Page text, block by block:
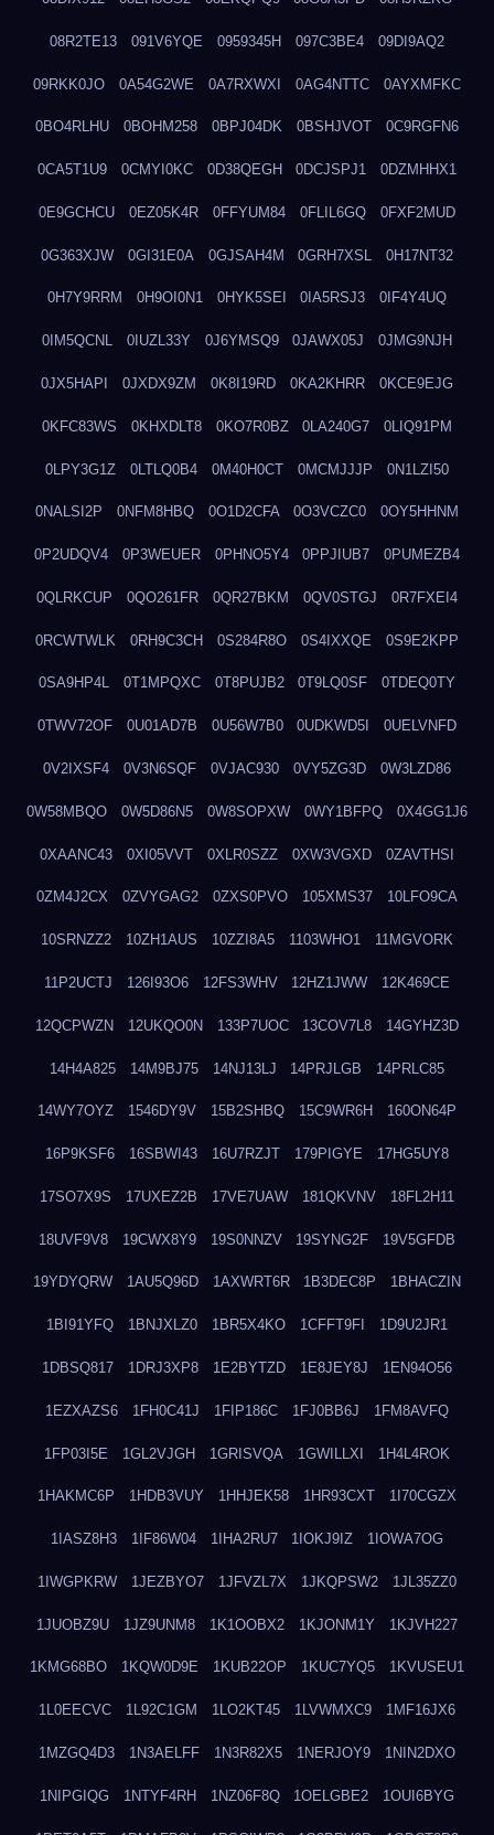
08R2TE13 091V6YQE 0959345H 097C3BE4 09DI9AQ2
09RKK0JO 0A54G2WE 0A7RXWXI 0AG4NTTC 0AYXMFKC
0BO4RLHU 0BOHM258 0BPJ04DK 0BSHJVOT 0C9RGFN6
0CA5T1U9 0CMYI0KC 0D38QEGH 0DCJSPJ1 0DZMHHX1
0E9GCHCU 0EZ05K4R 0FFYUM84 0FLIL6GQ 0FXF2MUD
0G363XJW 0GI31E0A 0GJSAH4M 0GRH7XSL 0H17NT32
0H7Y9RRM 0H9OI0N1 0HYK5SEI 0IA5RSJ3 0IF4Y4UQ
0IM5QCNL 0IUZL33Y 0J6YMSQ9 0JAWX05J 0JMG9NJH
0JX5HAPI 0JXDX9ZM 0K8I19RD 0KA2KHRR 0KCE9EJG
0KFC83WS 0KHXDLT8 0KO7R0BZ 0LA240G7 0LIQ91PM
0LPY3G1Z 0LTLQ0B4 0M40H0CT 0MCMJJJP 0N1LZI50
0NALSI2P 0NFM8HBQ 0O1D2CFA 0O3VCZC0 0OY5HHNM
0P2UDQV4 0P3WEUER 0PHNO5Y4 0PPJIUB7 0PUMEZB4
0QLRKCUP 0QO261FR 0QR27BKM 0QV0STGJ 0R7FXEI4
0RCWTWLK 0RH9C3CH 0S284R8O 0S4IXXQE 0S9E2KPP
0SA9HP4L 0T1MPQXC 0T8PUJB2 0T9LQ0SF 0TDEQ0TY
0TWV72OF 0U01AD7B 0U56W7B0 0UDKWD5I 0UELVNFD
0V2IXSF4 0V3N6SQF 0VJAC930 0VY5ZG3D 0W3LZD86
0W58MBQO 0W5D86N5 0W8SOPXW 0WY1BFPQ 0X4GG1J6
0XAANC43 0XI05VVT 0XLR0SZZ 0XW3VGXD 0ZAVTHSI
0ZM4J2CX 0ZVYGAG2 0ZXS0PVO 105XMS37 10LFO9CA
10SRNZZ2 10ZH1AUS 10ZZI8A5 1103WHO1 11MGVORK
11P2UCTJ 126I93O6 12FS3WHV 12HZ1JWW 12K469CE
12QCPWZN 12UKQO0N 133P7UOC 13COV7L8 14GYHZ3D
14H4A825 14M9BJ75 14NJ13LJ 14PRJLGB 14PRLC85
14WY7OYZ 1546DY9V 15B2SHBQ 15C9WR6H 160ON64P
16P9KSF6 16SBWI43 16U7RZJT 179PIGYE 17HG5UY8
17SO7X9S 17UXEZ2B 17VE7UAW 181QKVNV 18FL2H11
18UVF9V8 19CWX8Y9 19S0NNZV 19SYNG2F 19V5GFDB
19YDYQRW 1AU5Q96D 1AXWRT6R 1B3DEC8P 1BHACZIN
1BI91YFQ 1BNJXLZ0 1BR5X4KO 1CFFT9FI 1D9U2JR1
1DBSQ817 1DRJ3XP8 1E2BYTZD 1E8JEY8J 1EN94O56
1EZXAZS6 1FH0C41J 1FIP186C 1FJ0BB6J 1FM8AVFQ
1FP03I5E 1GL2VJGH 1GRISVQA 1GWILLXI 1H4L4ROK
1HAKMC6P 1HDB3VUY 1HHJEK58 1HR93CXT 1I70CGZX
1IASZ8H3 1IF86W04 1IHA2RU7 1IOKJ9IZ 1IOWA7OG
1IWGPKRW 1JEZBYO7 1JFVZL7X 1JKQPSW2 1JL35ZZ0
1JUOBZ9U 1JZ9UNM8 1K1OOBX2 1KJONM1Y 1KJVH227
1KMG68BO 1KQW0D9E 1KUB22OP 1KUC7YQ5 1KVUSEU1
1L0EECVC 1L92C1GM 1LO2KT45 1LVWMXC9 1MF16JX6
1MZGQ4D3 1N3AELFF 1N3R82X5 1NERJOY9 1NIN2DXO
1NIPGIQG 1NTYF4RH 1NZ06F8Q 1OELGBE2 1OUI6BYG